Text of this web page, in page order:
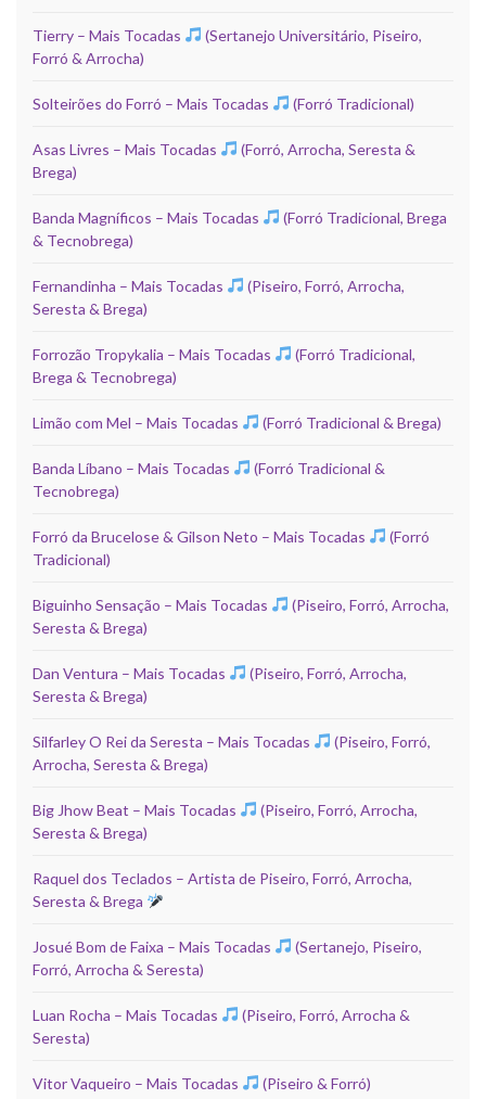
Tierry – Mais Tocadas
(Sertanejo Universitário, Piseiro,
Forró & Arrocha)
Solteirões do Forró – Mais Tocadas (Forró Tradicional)
Asas Livres – Mais Tocadas
(Forró, Arrocha, Seresta &
Brega)
Banda Magníficos – Mais Tocadas
(Forró Tradicional, Brega
& Tecnobrega)
Fernandinha – Mais Tocadas
(Piseiro, Forró, Arrocha,
Seresta & Brega)
Forrozão Tropykalia – Mais Tocadas
(Forró Tradicional,
Brega & Tecnobrega)
Limão com Mel – Mais Tocadas (Forró Tradicional & Brega)
Banda Líbano – Mais Tocadas
(Forró Tradicional &
Tecnobrega)
Forró da Brucelose & Gilson Neto – Mais Tocadas
(Forró
Tradicional)
Biguinho Sensação – Mais Tocadas
(Piseiro, Forró, Arrocha,
Seresta & Brega)
Dan Ventura – Mais Tocadas
(Piseiro, Forró, Arrocha,
Seresta & Brega)
Silfarley O Rei da Seresta – Mais Tocadas
(Piseiro, Forró,
Arrocha, Seresta & Brega)
Big Jhow Beat – Mais Tocadas
(Piseiro, Forró, Arrocha,
Seresta & Brega)
Raquel dos Teclados – Artista de Piseiro, Forró, Arrocha,
Seresta & Brega
Josué Bom de Faixa – Mais Tocadas
(Sertanejo, Piseiro,
Forró, Arrocha & Seresta)
Luan Rocha – Mais Tocadas
(Piseiro, Forró, Arrocha &
Seresta)
Vitor Vaqueiro – Mais Tocadas (Piseiro & Forró)